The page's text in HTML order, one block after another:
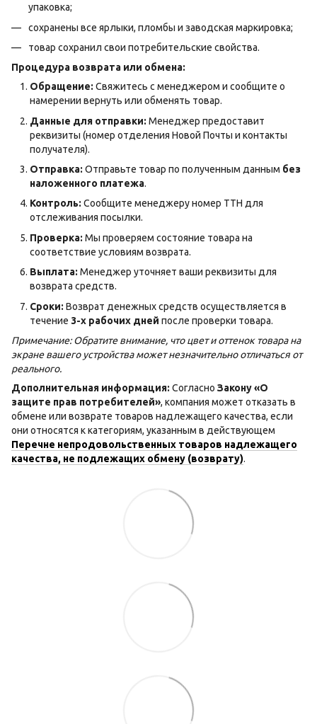
упаковка;
сохранены все ярлыки, пломбы и заводская маркировка;
товар сохранил свои потребительские свойства.
Процедура возврата или обмена:
Обращение: Свяжитесь с менеджером и сообщите о
намерении вернуть или обменять товар.
Данные для отправки: Менеджер предоставит
реквизиты (номер отделения Новой Почты и контакты
получателя).
Отправка: Отправьте товар по полученным данным без
наложенного платежа.
Контроль: Сообщите менеджеру номер ТТН для
отслеживания посылки.
Проверка: Мы проверяем состояние товара на
соответствие условиям возврата.
Выплата: Менеджер уточняет ваши реквизиты для
возврата средств.
Сроки: Возврат денежных средств осуществляется в
течение 3-х рабочих дней после проверки товара.
Примечание: Обратите внимание, что цвет и оттенок товара на
экране вашего устройства может незначительно отличаться от
реального.
Дополнительная информация: Согласно Закону «О
защите прав потребителей», компания может отказать в
обмене или возврате товаров надлежащего качества, если
они относятся к категориям, указанным в действующем
Перечне непродовольственных товаров надлежащего
качества, не подлежащих обмену (возврату).